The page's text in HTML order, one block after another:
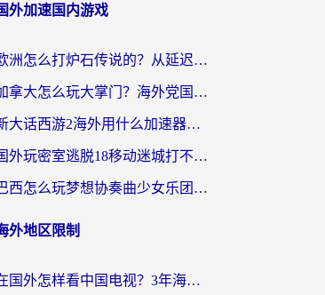
外加速国内游戏
欧洲怎么打炉石传说的？从延迟999到丝滑上分，我找到了靠谱加速器
加拿大怎么玩大掌门？海外党国服游戏加速避坑指南（附实用工具推荐）
新大话西游2海外用什么加速器登录？老玩家亲测有效的国服游戏加速指南
国外玩密室逃脱18移动迷城打不开怎么办？海外玩家亲测有效的解决指南
巴西怎么玩梦想协奏曲少女乐团派对？海外党必看的国服游戏加速全攻略（附波兰天涯明月刀实用技巧）
外地区限制
在国外怎样看中国电视？3年海外党亲测有效的追剧加速器指南